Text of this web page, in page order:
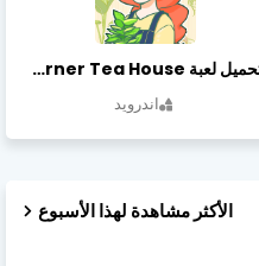
تحميل لعبة Little Corner Tea House مهكرة أخر إصدار
اندرويد
الأكثر مشاهدة لهذا الأسبوع